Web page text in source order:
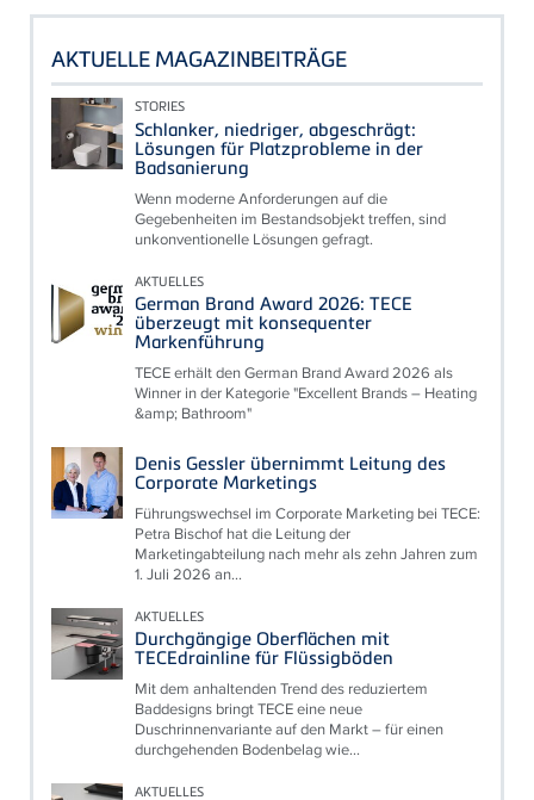
AKTUELLE MAGAZINBEITRÄGE
STORIES
Schlanker, niedriger, abgeschrägt:
Lösungen für Platzprobleme in der
Badsanierung
Wenn moderne Anforderungen auf die
Gegebenheiten im Bestandsobjekt treffen, sind
unkonventionelle Lösungen gefragt.
AKTUELLES
German Brand Award 2026: TECE
überzeugt mit konsequenter
Markenführung
TECE erhält den German Brand Award 2026 als
Winner in der Kategorie "Excellent Brands – Heating
&amp; Bathroom"
Denis Gessler übernimmt Leitung des
Corporate Marketings
Führungswechsel im Corporate Marketing bei TECE:
Petra Bischof hat die Leitung der
Marketingabteilung nach mehr als zehn Jahren zum
1. Juli 2026 an...
AKTUELLES
Durchgängige Oberflächen mit
TECEdrainline für Flüssigböden
Mit dem anhaltenden Trend des reduziertem
Baddesigns bringt TECE eine neue
Duschrinnenvariante auf den Markt – für einen
durchgehenden Bodenbelag wie...
AKTUELLES